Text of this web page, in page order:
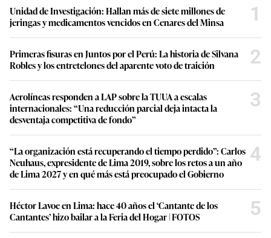
Unidad de Investigación: Hallan más de siete millones de
jeringas y medicamentos vencidos en Cenares del Minsa
1
Primeras fisuras en Juntos por el Perú: La historia de Silvana
Robles y los entretelones del aparente voto de traición
2
Aerolíneas responden a LAP sobre la TUUA a escalas
internacionales: “Una reducción parcial deja intacta la
desventaja competitiva de fondo”
3
“La organización está recuperando el tiempo perdido”: Carlos
Neuhaus, expresidente de Lima 2019, sobre los retos a un año
de Lima 2027 y en qué más está preocupado el Gobierno
4
Héctor Lavoe en Lima: hace 40 años el ‘Cantante de los
Cantantes’ hizo bailar a la Feria del Hogar | FOTOS
5